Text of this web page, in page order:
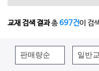
교재 검색 결과총697건이 검